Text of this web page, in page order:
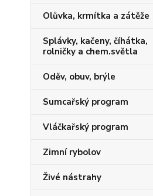
Olůvka, krmítka a zátěže
Splávky, kačeny, číhátka,
rolničky a chem.světla
Oděv, obuv, brýle
Sumcařský program
Vláčkařský program
Zimní rybolov
Živé nástrahy